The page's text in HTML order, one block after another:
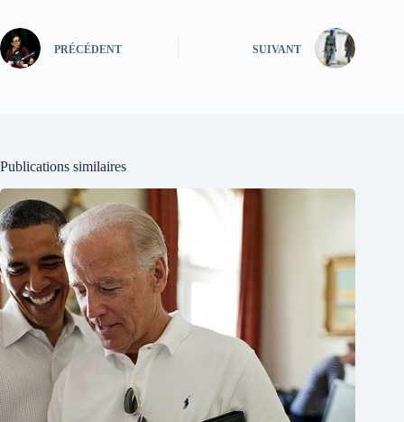
PRÉCÉDENT SUIVANT
Publications similaires